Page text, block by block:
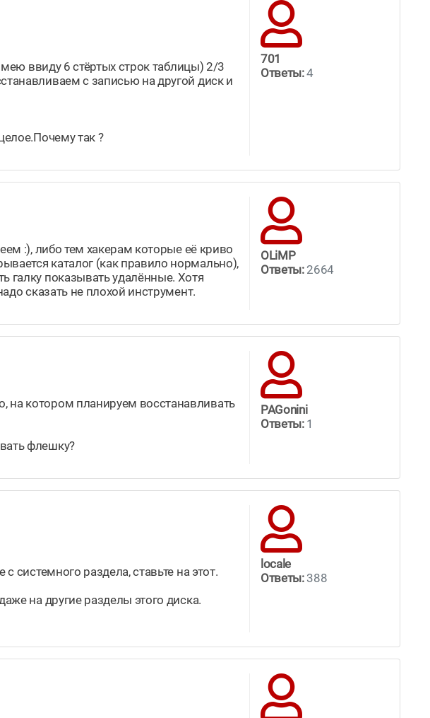
ввиду 6 стёртых строк таблицы) 2/3
с записью на другой диск и
так ?
701
Ответы:4
:), либо тем хакерам которые её криво
каталог (как правило нормально),
галку показывать удалённые. Хотя
сказать не плохой инструмент.
OLiMP
Ответы:2664
на котором планируем восстанавливать
флешку?
PAGonini
Ответы:1
системного раздела, ставьте на этот.
на другие разделы этого диска.
locale
Ответы:388